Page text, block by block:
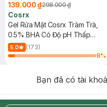
139.000 ₫298.000 ₫
Cosrx
Gel Rửa Mặt Cosrx Tràm Trà,
0.5% BHA Có Độ pH Thấp
150ml
5.0
(173)
8%
Bạn đã có tài